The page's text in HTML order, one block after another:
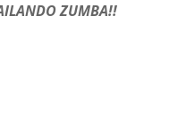
ZUMBA!!